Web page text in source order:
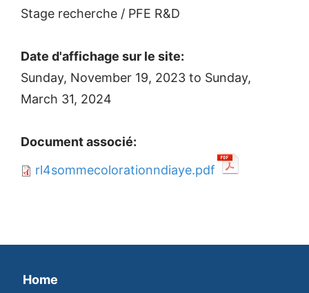
Stage recherche / PFE R&D
Date d'affichage sur le site:
Sunday, November 19, 2023 to Sunday,
March 31, 2024
Document associé:
rl4sommecolorationndiaye.pdf
Home